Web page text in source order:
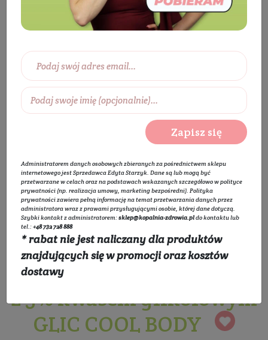
Żel złuszczająco -
regulujący do mycia ciała
z 5% kwasem glikolowym
GLIC COOL BODY
Zapisz się
Administratorem danych osobowych zbieranych za pośrednictwem sklepu
internetowego jest Sprzedawca Edyta Starzyk. Dane są lub mogą być
przetwarzane w celach oraz na podstawach wskazanych szczegółowo wpolityce
prywatności (np. realizacja umowy, marketing bezpośredni). Polityka
prywatnościzawiera pełną informację na temat przetwarzania danych przez
administratora wraz z prawami przysługującymi osobie, której dane dotyczą.
Szybki kontakt z administratorem:sklep@kopalnia-zdrowia.pldo kontaktu lub
tel.:+48 732 728 888
* rabat nie jest naliczany dla produktów
znajdujących się w promocji oraz kosztów
dostawy